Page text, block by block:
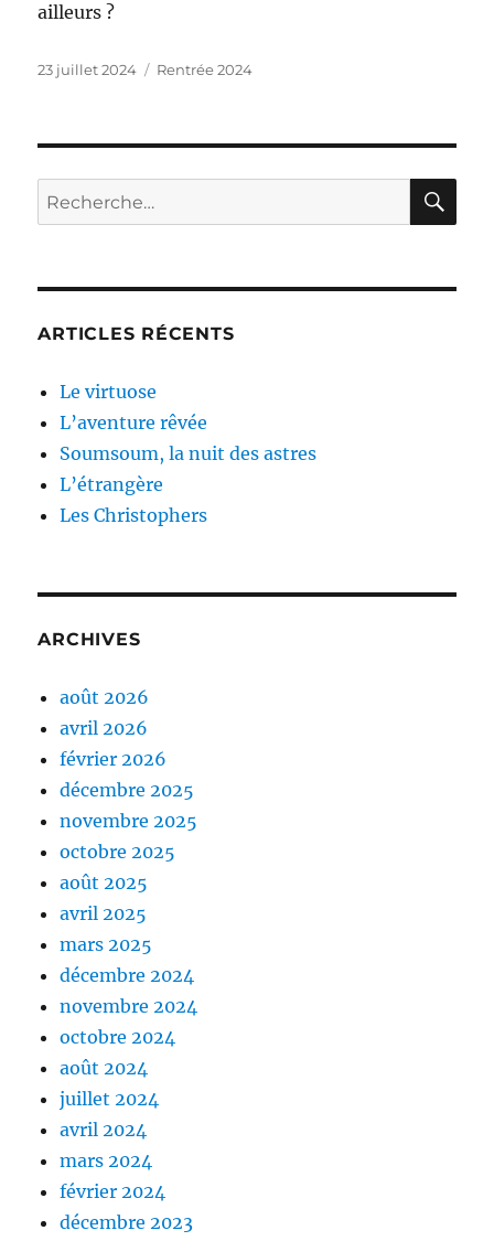
ailleurs ?
Publié
23 juillet 2024 Catégories
Rentrée 2024
Recherche
pour :
ARTICLES RÉCENTS
Le virtuose
L’aventure rêvée
Soumsoum, la nuit des astres
L’étrangère
Les Christophers
ARCHIVES
août 2026
avril 2026
février 2026
décembre 2025
novembre 2025
octobre 2025
août 2025
avril 2025
mars 2025
décembre 2024
novembre 2024
octobre 2024
août 2024
juillet 2024
avril 2024
mars 2024
février 2024
décembre 2023